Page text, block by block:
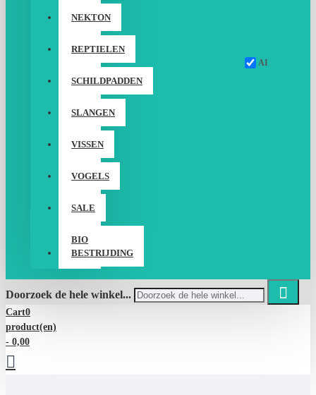
NEKTON
REPTIELEN
SCHILDPADDEN
SLANGEN
VISSEN
VOGELS
SALE
BIO
BESTRIJDING
Doorzoek de hele winkel...
AI
Cart0
product(en)
- 0,00